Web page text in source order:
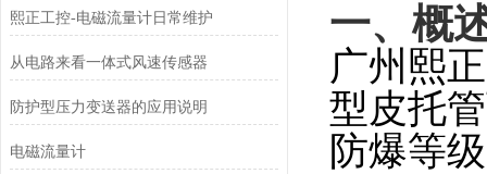
熙正工控-电磁流量计日常维护
从电路来看一体式风速传感器
防护型压力变送器的应用说明
电磁流量计
一、概
广州熙
型皮托
防爆等